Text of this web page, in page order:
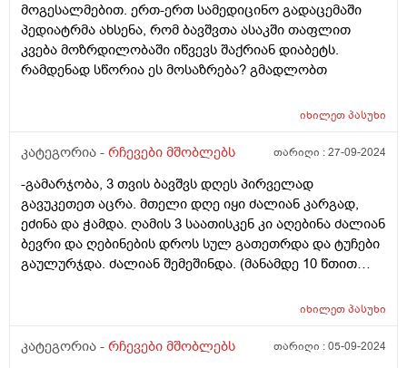
მოგესალმებით. ერთ-ერთ სამედიცინო გადაცემაში
პედიატრმა ახსენა, რომ ბავშვთა ასაკში თაფლით
კვება მოზრდილობაში იწვევს შაქრიან დიაბეტს.
რამდენად სწორია ეს მოსაზრება? გმადლობთ
იხილეთპასუხი
კატეგორია - რჩევები მშობლებს თარიღი :27-09-2024
-გამარჯობა, 3 თვის ბავშვს დღეს პირველად
გავუკეთეთ აცრა. მთელი დღე იყი ძალიან კარგად,
ეძინა და ჭამდა. ღამის 3 საათისკენ კი აღებინა ძალიან
ბევრი და ღებინების დროს სულ გათეთრდა და ტუჩები
გაულურჯდა. ძალიან შემეშინდა. (მანამდე 10 წთით
სასწრაფოს და სიცხეს უწევდა მაგ დროს ავარაუდოდო
მაინტერესევს ეს გალურჯება და გათეთრება საშიშია?
იხილეთპასუხი
კატეგორია - რჩევები მშობლებს თარიღი :05-09-2024